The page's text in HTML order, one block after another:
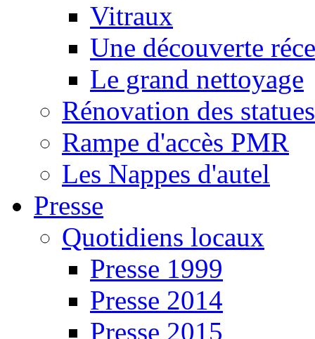
Vitraux
Une découverte
Le grand nettoyage
Rénovation des statues
Rampe d'accès PMR
Les Nappes d'autel
Presse
Quotidiens locaux
Presse 1999
Presse 2014
Presse 2015